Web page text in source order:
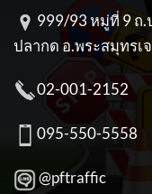
999/93 หมู่ที่ 9 ถ.
ปลากด อ.พระสมุทรเ
02-001-2152
095-550-5558
@pftraffic